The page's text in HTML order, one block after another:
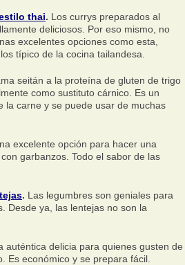
thai. Los currys preparados al
deliciosos. Por eso mismo, no
excelentes opciones como esta,
típico de la cocina tailandesa.
seitán a la proteína de gluten de trigo
como sustituto cárnico. Es un
la carne y se puede usar de muchas
excelente opción para hacer una
garbanzos. Todo el sabor de las
. Las legumbres son geniales para
Desde ya, las lentejas no son la
auténtica delicia para quienes gusten de
Es económico y se prepara fácil.